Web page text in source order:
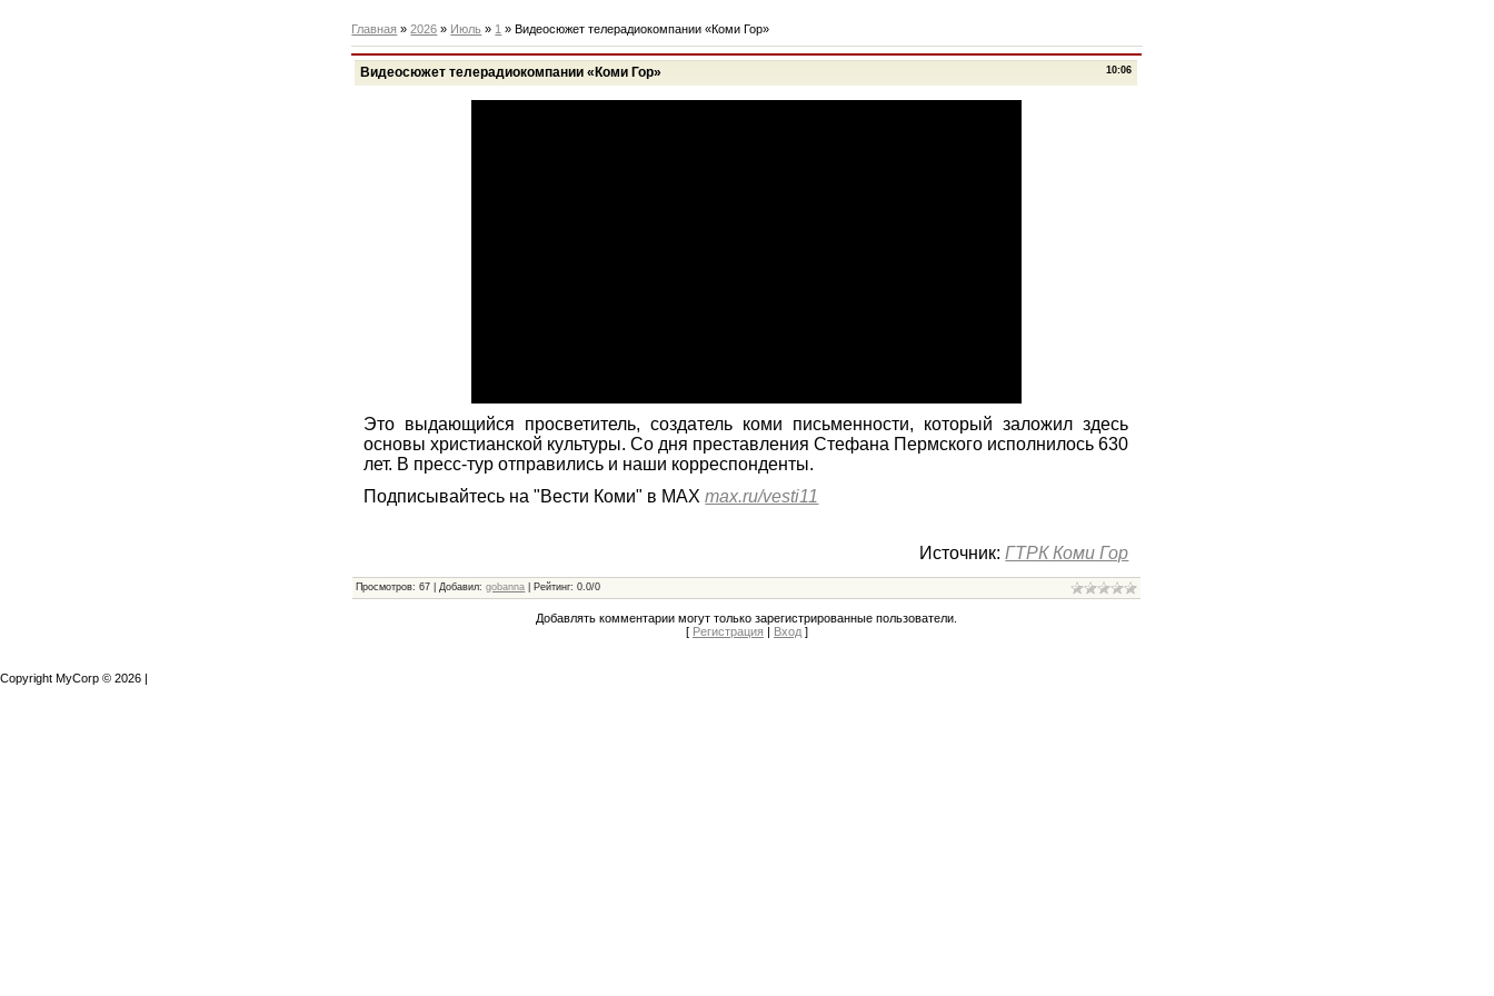
Главная »2026 » Июль » 1 » Видеосюжет телерадиокомпании «Коми Гор»
10:06
Видеосюжет телерадиокомпании «Коми Гор»
Это выдающийся просветитель, создатель коми письменности, который заложил здесь
основы христианской культуры. Со дня преставления Стефана Пермского исполнилось 630
лет. В пресс-тур отправились и наши корреспонденты.
Подписывайтесь на "Вести Коми" в MAXmax.ru/vesti11
Источник:ГТРК Коми Гор
Просмотров: 67 Добавил: gobanna Рейтинг: 0.0/0
Добавлять комментарии могут только зарегистрированные пользователи.
[ Регистрация | Вход]
Copyright MyCorp © 2026 |